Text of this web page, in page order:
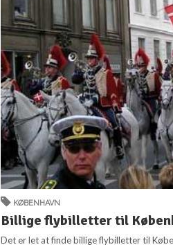
KØBENHAVN
Billige flybilletter til
Det er let at finde billige flybilletter til